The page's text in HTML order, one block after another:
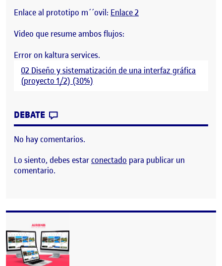
Enlace al prototipo m´´ovil: Enlace 2
Video que resume ambos flujos:
Error on kaltura services.
02 Diseño y sistematización de una interfaz gráfica
(proyecto 1/2) (30%)
DEBATE
No hay comentarios.
Lo siento, debes estarconectado para publicar un
comentario.